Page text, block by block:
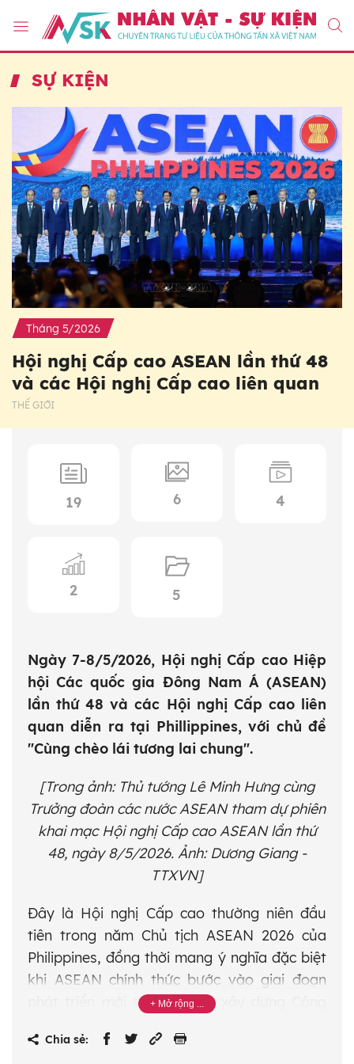
SỰ KIỆN
Tháng 5/2026
Hội nghị Cấp cao ASEAN lần thứ 48
và các Hội nghị Cấp cao liên quan
THẾ GIỚI
19 6 4
2 5
Ngày 7-8/5/2026, Hội nghị Cấp cao Hiệp
hội Các quốc gia Đông Nam Á (ASEAN)
lần thứ 48 và các Hội nghị Cấp cao liên
quan diễn ra tại Phillippines, với chủ đề
"Cùng chèo lái tương lai chung".
[Trong ảnh: Thủ tướng Lê Minh Hưng cùng
Trưởng đoàn các nước ASEAN tham dự phiên
khai mạc Hội nghị Cấp cao ASEAN lần thứ
48, ngày 8/5/2026. Ảnh: Dương Giang -
TTXVN]
Đây là Hội nghị Cấp cao thường niên đầu
tiên trong năm Chủ tịch ASEAN 2026 của
Philippines, đồng thời mang ý nghĩa đặc biệt
khi ASEAN chính thức bước vào giai đoạn
phát triển mới sau 10 năm xây dựng Cộng
Chia sẻ: